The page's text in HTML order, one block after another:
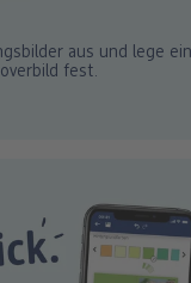
aus und lege
fest.